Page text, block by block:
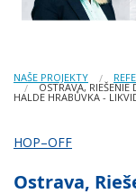
NAŠE PROJEKTY
OSTRAVA, RIEŠENIE
HALDE HRABŮVKA -
HOP–OFF
Ostrava,